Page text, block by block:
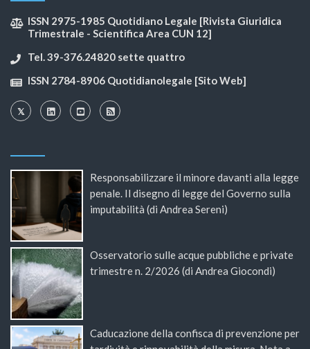
ISSN 2975-1985 Quotidiano Legale [Rivista Giuridica
Trimestrale - Scientifica Area CUN 12]
Tel. 39-376.24820 sette quattro
ISSN 2784-8906 Quotidianolegale [Sito Web]
Responsabilizzare il minore davanti alla legge
penale. Il disegno di legge del Governo sulla
imputabilità (di Andrea Sereni)
Osservatorio sulle acque pubbliche e private
trimestre n. 2/2026 (di Andrea Giocondi)
Caducazione della confisca di prevenzione per